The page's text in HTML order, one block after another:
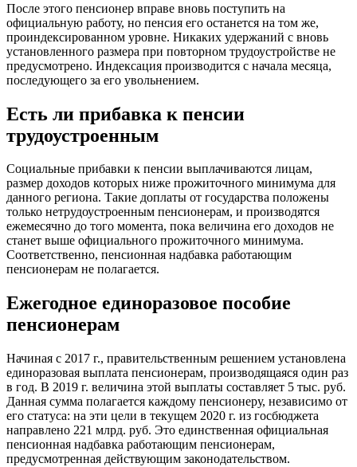
После этого пенсионер вправе вновь поступить на
официальную работу, но пенсия его останется на том же,
проиндексированном уровне. Никаких удержаний с вновь
установленного размера при повторном трудоустройстве не
предусмотрено. Индексация производится с начала месяца,
последующего за его увольнением.
Есть ли прибавка к пенсии
трудоустроенным
Социальные прибавки к пенсии выплачиваются лицам,
размер доходов которых ниже прожиточного минимума для
данного региона. Такие доплаты от государства положены
только нетрудоустроенным пенсионерам, и производятся
ежемесячно до того момента, пока величина его доходов не
станет выше официального прожиточного минимума.
Соответственно, пенсионная надбавка работающим
пенсионерам не полагается.
Ежегодное единоразовое пособие
пенсионерам
Начиная с 2017 г., правительственным решением установлена
единоразовая выплата пенсионерам, производящаяся один раз
в год. В 2019 г. величина этой выплаты составляет 5 тыс. руб.
Данная сумма полагается каждому пенсионеру, независимо от
его статуса: на эти цели в текущем 2020 г. из госбюджета
направлено 221 млрд. руб. Это единственная официальная
пенсионная надбавка работающим пенсионерам,
предусмотренная действующим законодательством.